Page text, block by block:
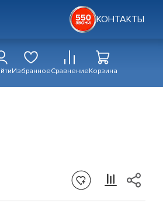
КОНТАКТЫ
ИзбранноеСравнениеКорзина